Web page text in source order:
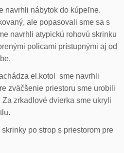
navrhli nábytok do kúpeľne.
ale popasovali sme sa s
navrhli atypickú rohovú skrinku
policami prístupnými aj od
el.kotol sme navrhli
zväčšenie priestoru sme urobili
zrkadlové dvierka sme ukryli
po strop s priestorom pre